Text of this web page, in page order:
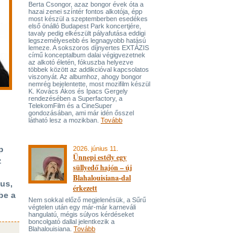
a
Berta Csongor, azaz bongor évek óta a
hazai zenei színtér fontos alkotója, épp
most készül a szeptemberben esedékes
első önálló Budapest Park koncertjére,
tavaly pedig elkészült pályafutása eddigi
legszemélyesebb és legnagyobb hatású
lemeze. A sokszoros díjnyertes EXTÁZIS
című konceptalbum dalai végigvezetnek
az alkotó életén, fókuszba helyezve
többek között az addikcióval kapcsolatos
viszonyát. Az albumhoz, ahogy bongor
nemrég bejelentette, most mozifilm készül
K. Kovács Ákos és Ipacs Gergely
rendezésében a Superfactory, a
TelekomFilm és a CineSuper
gondozásában, ami már idén ősszel
látható lesz a mozikban. Tovább
2026. június 11.
Ünnepi estély egy
süllyedő hajón – új
Blahalouisiana-dal
érkezett
Nem sokkal előző megjelenésük, a Sűrű
végtelen után egy már-már karneváli
hangulatú, mégis súlyos kérdéseket
boncolgató dallal jelentkezik a
Blahalouisiana. Tovább